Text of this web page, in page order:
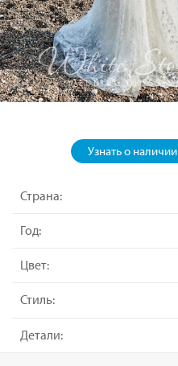
Узнать о наличии
Страна:
Год:
Цвет:
Стиль:
Детали: